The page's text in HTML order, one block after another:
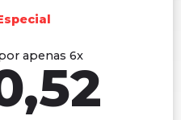
apenas 6x